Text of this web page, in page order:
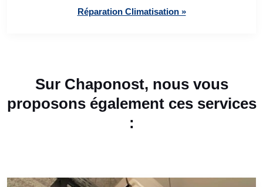
Réparation Climatisation »
Sur Chaponost, nous vous
proposons également ces services
: